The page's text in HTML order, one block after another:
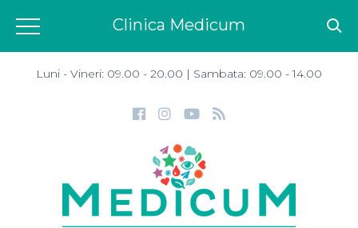
Luni - Vineri: 09.00 - 20.00 | Sambata: 09.00 - 14.00
Clinica Medicum